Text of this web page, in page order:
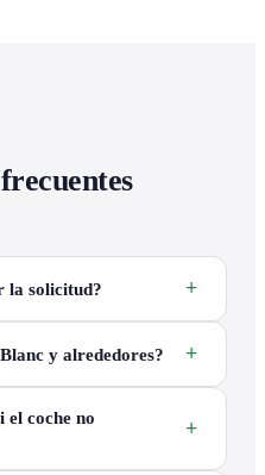
la solicitud?
y alrededores?
coche no